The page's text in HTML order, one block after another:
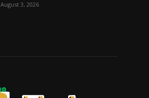
August 3, 2026